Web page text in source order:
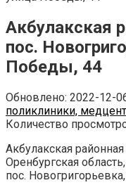
Акбулакская
пос.
Победы, 44
Обновлено: 2022-12-
поликлиники,
Количество
Акбулакская
Оренбургская
пос.